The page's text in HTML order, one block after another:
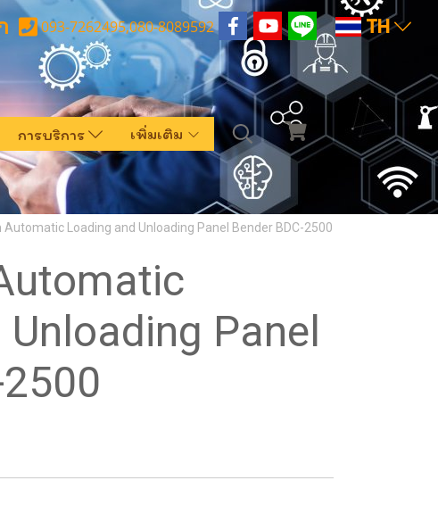
093-7262495,080-8089592 TH
การบริการ เพิ่มเติม
Automatic Loading and Unloading Panel Bender BDC-2500
Panel